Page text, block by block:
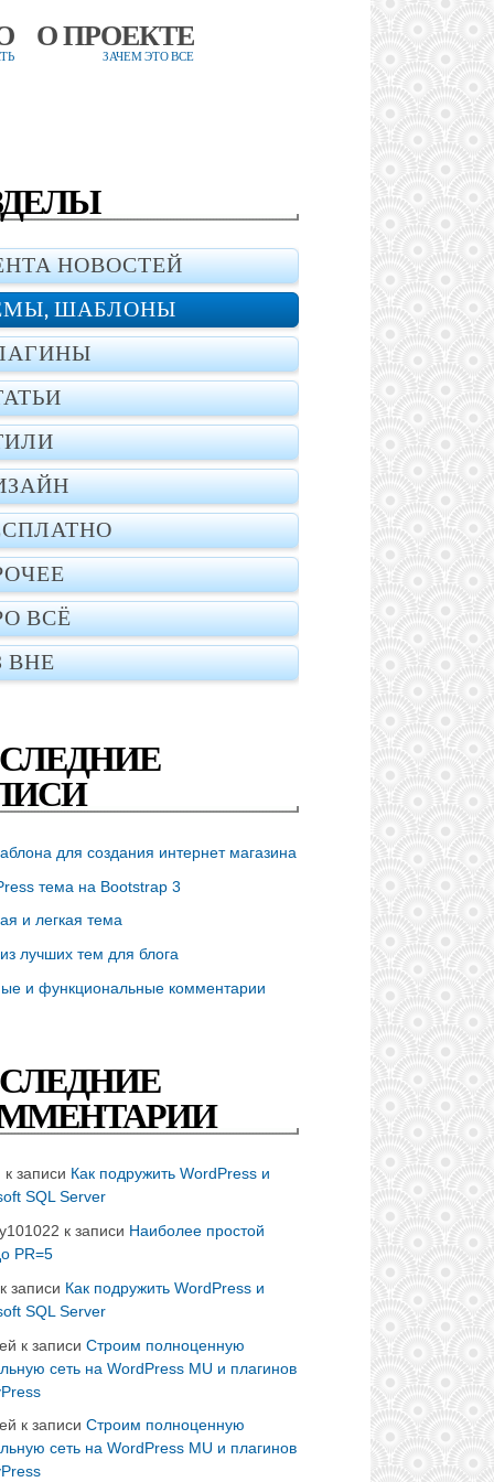
О ПРОЕКТЕ
ЗАЧЕМ ЭТО ВСЕ
НОВОСТЕЙ
ШАБЛОНЫ
ВСЁ
ВНЕ
для создания интернет магазина
тема на Bootstrap 3
и легкая тема
лучших тем для блога
и функциональные комментарии
к записи Как подружить WordPress и
SQL Server
к записи Наиболее простой
PR=5
записи Как подружить WordPress и
SQL Server
к записи Строим полноценную
сеть на WordPress MU и плагинов
к записи Строим полноценную
сеть на WordPress MU и плагинов